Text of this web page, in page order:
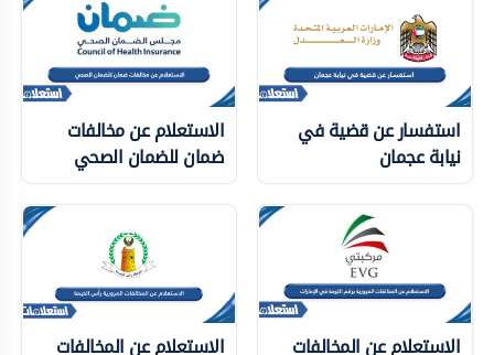
استفسار عن قضية في
نيابة عجمان
الاستعلام عن مخالفات
ضمان للضمان الصحي
الاستعلام عن المخالفات الاستعلام عن المخالفات